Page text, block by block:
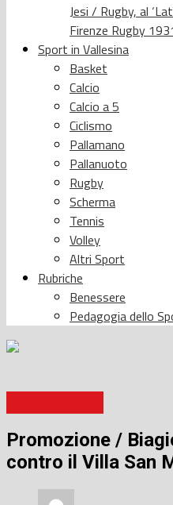
Jesi / Rugby, al
Firenze Rugby
Sport in Vallesina
Basket
Calcio
Calcio a 5
Ciclismo
Pallamano
Pallanuoto
Rugby
Scherma
Tennis
Volley
Altri Sport
Rubriche
Benessere
Pedagogia dello
Promozione /
contro il Villa San